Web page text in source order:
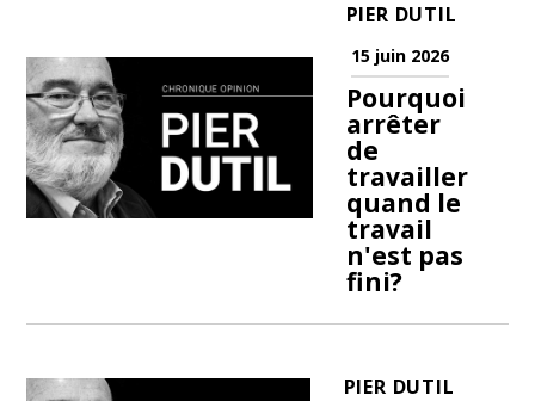
PIER DUTIL
15 juin 2026
Pourquoi
arrêter
de
travailler
quand le
travail
n'est pas
fini?
PIER DUTIL